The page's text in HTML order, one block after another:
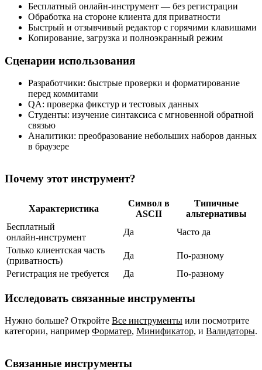
Бесплатный онлайн‑инструмент — без регистрации
Обработка на стороне клиента для приватности
Быстрый и отзывчивый редактор с горячими клавишами
Копирование, загрузка и полноэкранный режим
Сценарии использования
Разработчики: быстрые проверки и форматирование
перед коммитами
QA: проверка фикстур и тестовых данных
Студенты: изучение синтаксиса с мгновенной обратной
связью
Аналитики: преобразование небольших наборов данных
в браузере
Почему этот инструмент?
Характеристика
Символ в
ASCII
Типичные
альтернативы
Бесплатный
онлайн‑инструмент
Да
Часто да
Только клиентская часть
(приватность)
Да
По‑разному
Регистрация не требуется
Да По‑разному
Исследовать связанные инструменты
Нужно больше? Откройте Все инструменты или посмотрите
категории, например Форматер, Минификатор, и Валидаторы.
Связанные инструменты